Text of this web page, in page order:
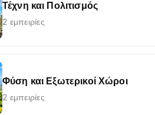
Τέχνη και Πολιτισμός
2 εμπειρίες
Φύση και Εξωτερικοί Χώροι
2 εμπειρίες